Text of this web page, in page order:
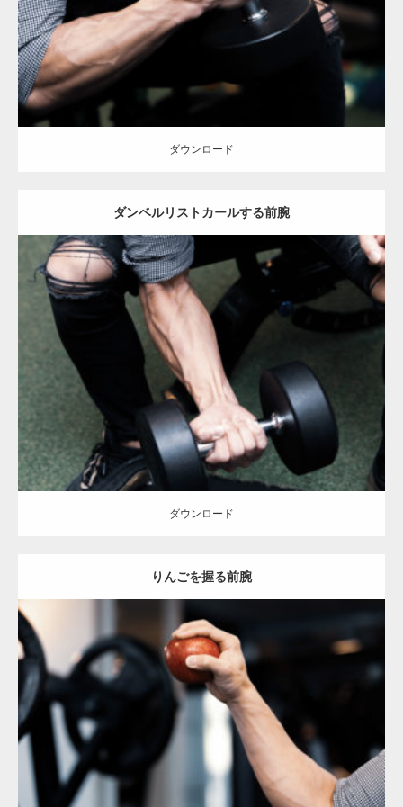
ダウンロード
ダウンロード
ダンベルリストカールする前腕
Update: 2023.02.11
Category: 筋肉の部位にフォーカス オレンジの人
神 (福岡)
ダウンロード
ダウンロード
りんごを握る前腕
Update: 2023.02.11
Category: 筋肉の部位にフォーカス オレンジの人
ダウンロード